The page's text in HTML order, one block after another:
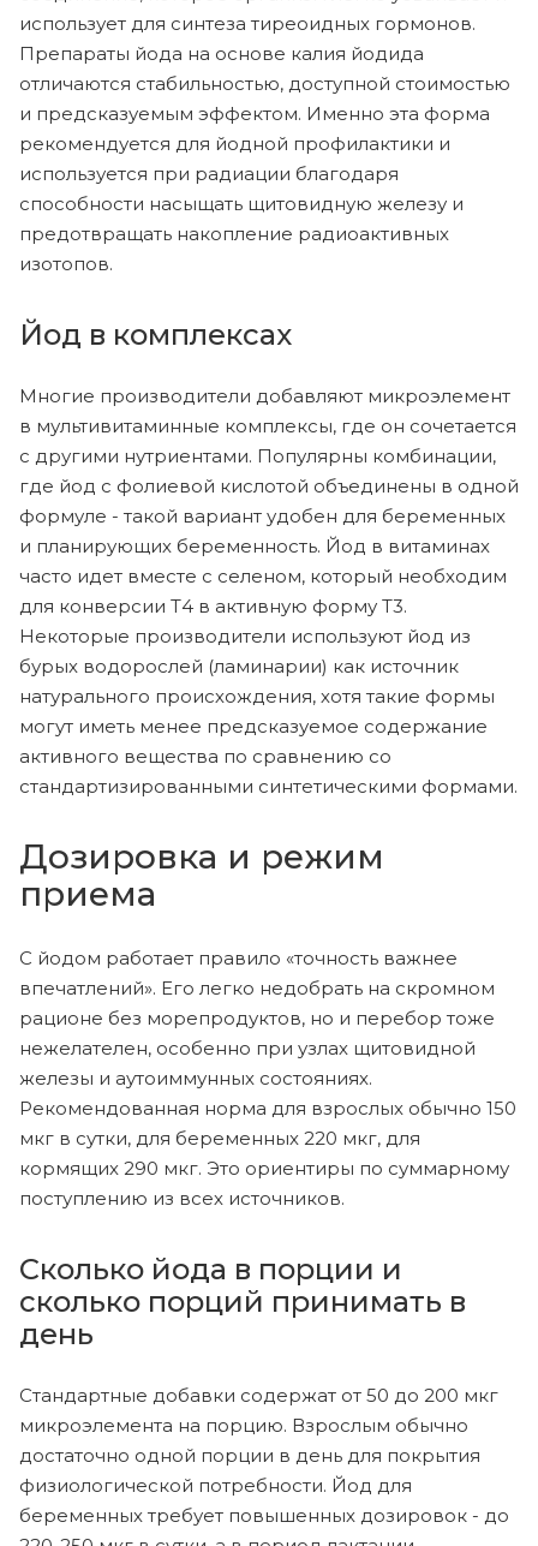
использует для синтеза тиреоидных гормонов.
Препараты йода на основе калия йодида
отличаются стабильностью, доступной стоимостью
и предсказуемым эффектом. Именно эта форма
рекомендуется для йодной профилактики и
используется при радиации благодаря
способности насыщать щитовидную железу и
предотвращать накопление радиоактивных
изотопов.
Йод в комплексах
Многие производители добавляют микроэлемент
в мультивитаминные комплексы, где он сочетается
с другими нутриентами. Популярны комбинации,
где йод с фолиевой кислотой объединены в одной
формуле - такой вариант удобен для беременных
и планирующих беременность. Йод в витаминах
часто идет вместе с селеном, который необходим
для конверсии Т4 в активную форму Т3.
Некоторые производители используют йод из
бурых водорослей (ламинарии) как источник
натурального происхождения, хотя такие формы
могут иметь менее предсказуемое содержание
активного вещества по сравнению со
стандартизированными синтетическими формами.
Дозировка и режим
приема
С йодом работает правило «точность важнее
впечатлений». Его легко недобрать на скромном
рационе без морепродуктов, но и перебор тоже
нежелателен, особенно при узлах щитовидной
железы и аутоиммунных состояниях.
Рекомендованная норма для взрослых обычно 150
мкг в сутки, для беременных 220 мкг, для
кормящих 290 мкг. Это ориентиры по суммарному
поступлению из всех источников.
Сколько йода в порции и
сколько порций принимать в
день
Стандартные добавки содержат от 50 до 200 мкг
микроэлемента на порцию. Взрослым обычно
достаточно одной порции в день для покрытия
физиологической потребности. Йод для
беременных требует повышенных дозировок - до